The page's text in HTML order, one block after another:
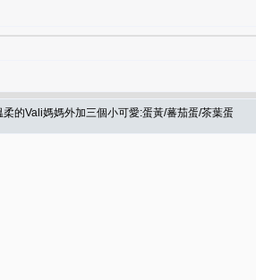
的Vali媽媽外加三個小可愛:蛋黃/蕃茄蛋/茶葉蛋